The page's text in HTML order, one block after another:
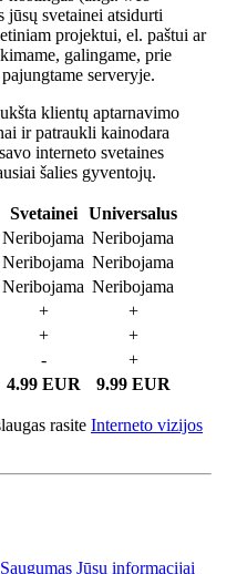
jūsų svetainei atsidurti
projektui, el. paštui ar
galingame, prie
serveryje.
klientų aptarnavimo
ir patraukli kainodara
interneto svetaines
šalies gyventojų.
Svetainei
Universalus
Neribojama Neribojama
Neribojama Neribojama
Neribojama Neribojama
+
+
+
+
-
+
4.99 EUR 9.99 EUR
rasite Interneto vizijos